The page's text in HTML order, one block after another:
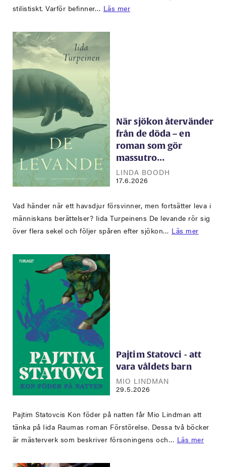
stilistiskt. Varför befinner… Läs mer
När sjökon återvänder
från de döda – en
roman som gör
massutro…
LINDA BOODH
17.6.2026
Vad händer när ett havsdjur försvinner, men fortsätter leva i
människans berättelser? Iida Turpeinens De levande rör sig
över flera sekel och följer spåren efter sjökon… Läs mer
Pajtim Statovci - att
vara våldets barn
MIO LINDMAN
29.5.2026
Pajtim Statovcis Kon föder på natten får Mio Lindman att
tänka på Iida Raumas roman Förstörelse. Dessa två böcker
är mästerverk som beskriver försoningens och… Läs mer